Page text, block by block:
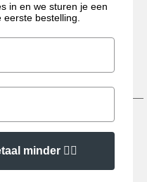
VAT NL 005596191B03 - KvK
in en we sturen je een
bestelling.
minder 👍🏼